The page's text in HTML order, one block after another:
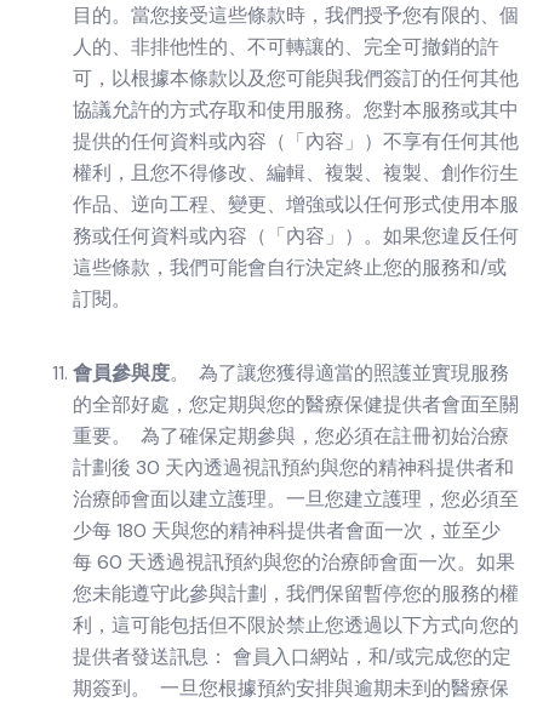
目的。當您接受這些條款時，我們授予您有限的、個
人的、非排他性的、不可轉讓的、完全可撤銷的許
可，以根據本條款以及您可能與我們簽訂的任何其他
協議允許的方式存取和使用服務。您對本服務或其中
提供的任何資料或內容（「內容」）不享有任何其他
權利，且您不得修改、編輯、複製、複製、創作衍生
作品、逆向工程、變更、增強或以任何形式使用本服
務或任何資料或內容（「內容」）。如果您違反任何
這些條款，我們可能會自行決定終止您的服務和/或
訂閱。
會員參與度。 為了讓您獲得適當的照護並實現服務
的全部好處，您定期與您的醫療保健提供者會面至關
重要。 為了確保定期參與，您必須在註冊初始治療
計劃後 30 天內透過視訊預約與您的精神科提供者和
治療師會面以建立護理。一旦您建立護理，您必須至
少每 180 天與您的精神科提供者會面一次，並至少
每 60 天透過視訊預約與您的治療師會面一次。如果
您未能遵守此參與計劃，我們保留暫停您的服務的權
利，這可能包括但不限於禁止您透過以下方式向您的
提供者發送訊息： 會員入口網站，和/或完成您的定
期簽到。 一旦您根據預約安排與逾期未到的醫療保